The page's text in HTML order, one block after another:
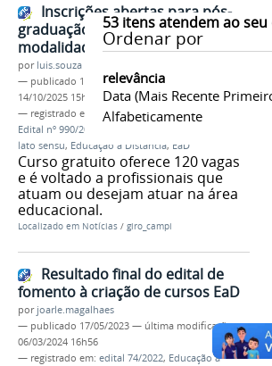
53itens atendem ao
Ordenar por
relevância
Data (mais Recente
Alfabeticamente
Inscrições abertas para pós-
graduação em Educação na
modalidade EaD
por luis.souza
— publicado 14/10/2025—última modificação
14/10/2025 15h44
— registrado em:
Campus Ribeirão das Neves
Edital nº 990/2025
lato sensu, Educação a Distância, EaD
Curso gratuito oferece 120 vagas
e é voltado a profissionais que
atuam ou desejam atuar na área
educacional.
Localizado em Notícias / giro_campi
Resultado final do edital de
fomento à criação de cursos EaD
por joarle.magalhaes
— publicado 17/05/2023 — última modificação
06/03/2024 16h56
— registrado em: edital 74/2022, Educação a